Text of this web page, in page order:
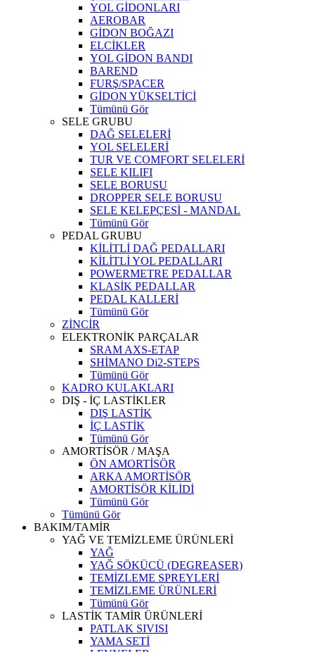
YOL GİDONLARI
AEROBAR
GİDON BOĞAZI
ELCİKLER
YOL GİDON BANDI
BAREND
FURŞ/SPACER
GİDON YÜKSELTİCİ
Tümünü Gör
SELE GRUBU
DAĞ SELELERİ
YOL SELELERİ
TUR VE COMFORT SELELERİ
SELE KILIFI
SELE BORUSU
DROPPER SELE BORUSU
SELE KELEPÇESİ - MANDAL
Tümünü Gör
PEDAL GRUBU
KİLİTLİ DAĞ PEDALLARI
KİLİTLİ YOL PEDALLARI
POWERMETRE PEDALLAR
KLASİK PEDALLAR
PEDAL KALLERİ
Tümünü Gör
ZİNCİR
ELEKTRONİK PARÇALAR
SRAM AXS-ETAP
SHİMANO Di2-STEPS
Tümünü Gör
KADRO KULAKLARI
DIŞ - İÇ LASTİKLER
DIŞ LASTİK
İÇ LASTİK
Tümünü Gör
AMORTİSÖR / MAŞA
ÖN AMORTİSÖR
ARKA AMORTİSÖR
AMORTİSÖR KİLİDİ
Tümünü Gör
Tümünü Gör
BAKIM/TAMİR
YAĞ VE TEMİZLEME ÜRÜNLERİ
YAĞ
YAĞ SÖKÜCÜ (DEGREASER)
TEMİZLEME SPREYLERİ
TEMİZLEME ÜRÜNLERİ
Tümünü Gör
LASTİK TAMİR ÜRÜNLERİ
PATLAK SIVISI
YAMA SETİ